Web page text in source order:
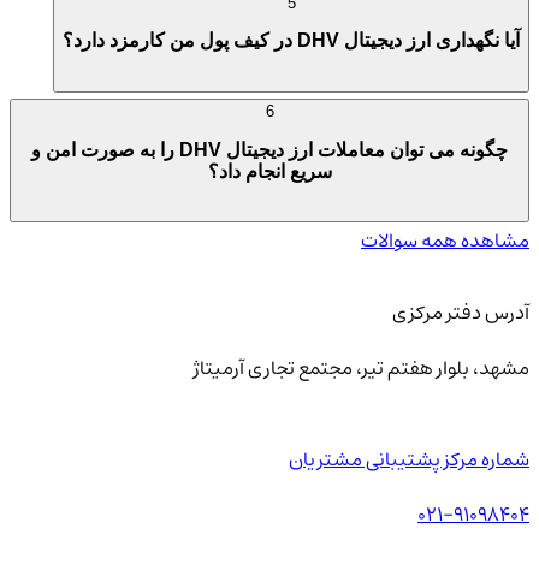
آیا نگهداری ارز دیجیتال DHV در کیف پول من کارمزد دارد؟
چگونه می توان معاملات ارز دیجیتال DHV را به صورت امن و
سریع انجام داد؟
مشاهده همه سوالات
آدرس دفتر مرکزی
مشهد، بلوار هفتم تیر، مجتمع تجاری آرمیتاژ
شماره مرکز پشتیبانی مشتریان
021-91098404